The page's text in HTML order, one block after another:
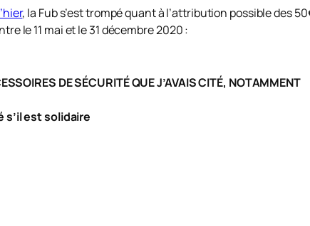
, la Fub s’est trompé quant à l’attribution possible des
le 11 mai et le 31 décembre 2020 :
DE SÉCURITÉ QUEJ’AVAIS CITÉ, NOTAMMENT
s’il est solidaire